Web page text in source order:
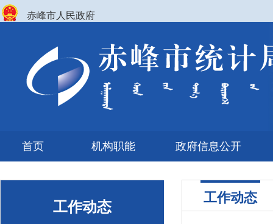
赤峰市人民政府
首页 机构职能 政府信息公开
工作动态
工作动态